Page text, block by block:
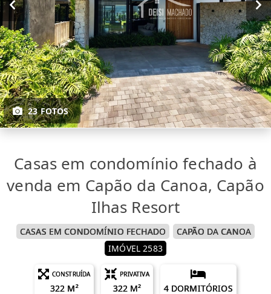
23 FOTOS
Casas em condomínio fechado à
venda em Capão da Canoa, Capão
Ilhas Resort
CASAS EM CONDOMÍNIO FECHADO
CAPÃO DA CANOA
IMÓVEL 2583
CONSTRUÍDA
322 M²
PRIVATIVA
322 M² 4 DORMITÓRIOS